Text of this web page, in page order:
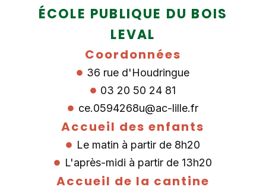
ÉCOLE PUBLIQUE DU BOIS
LEVAL
Coordonnées
36 rue d'Houdringue
03 20 50 24 81​
ce.0594268u@ac-lille.fr
Accueil des enfants
Le matin à partir de 8h20
L'après-midi à partir de 13h20
Accueil de la cantine